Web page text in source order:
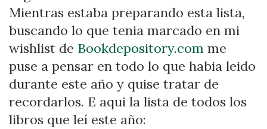
Mientras estaba preparando esta lista,
buscando lo que tenia marcado en mi
wishlist de Bookdepository.com me
puse a pensar en todo lo que habia leido
durante este año y quise tratar de
recordarlos. E aqui la lista de todos los
libros que leí este año: